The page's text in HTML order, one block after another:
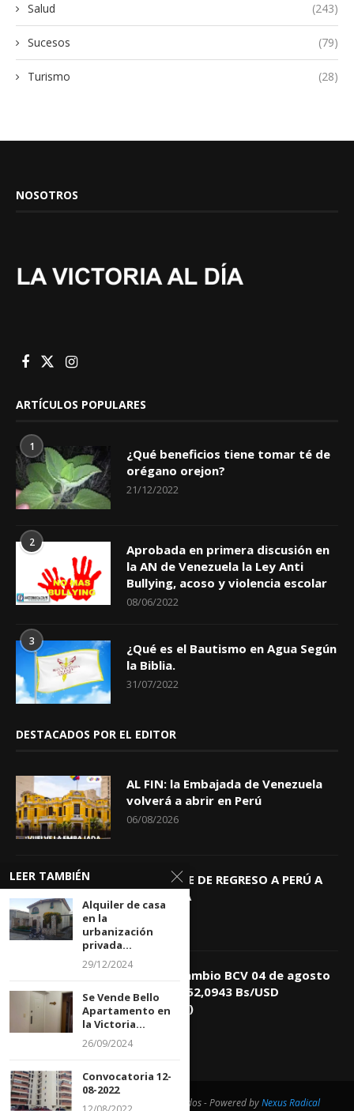
Salud (243)
Sucesos (79)
Turismo (28)
NOSOTROS
ARTÍCULOS POPULARES
1
¿Qué beneficios tiene tomar té de
orégano orejon?
21/12/2022
2
Aprobada en primera discusión en
la AN de Venezuela la Ley Anti
Bullying, acoso y violencia escolar
08/06/2022
3
¿Qué es el Bautismo en Agua Según
la Biblia.
31/07/2022
DESTACADOS POR EL EDITOR
AL FIN: la Embajada de Venezuela
volverá a abrir en Perú
06/08/2026
KEIKO TRAE DE REGRESO A PERÚ A
GIOVANNA
Tasa de Cambio BCV 04 de agosto
de 2026: 752,0943 Bs/USD
(+0,4418%)
04/08/2026
@2021 - Todos los derechos reservados - Powered byNexus Radical
LEER TAMBIÉN
Alquiler de casa
en la
urbanización
privada...
29/12/2024
Se Vende Bello
Apartamento en
la Victoria...
26/09/2024
Convocatoria 12-
08-2022